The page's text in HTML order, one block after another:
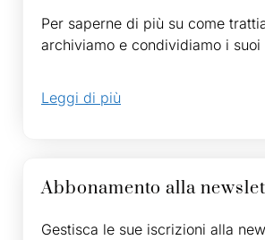
Per saperne di più su come
archiviamo e condividiamo i suoi
Leggi di più
Abbonamento alla
Gestisca le sue iscrizioni alla